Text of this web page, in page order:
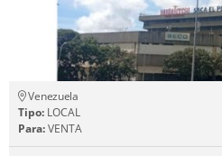
Venezuela
Tipo: LOCAL
Para:VENTA